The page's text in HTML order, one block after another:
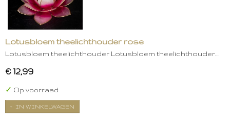
Lotusbloem theelichthouder rose
Lotusbloem theelichthouder Lotusbloem theelichthouder…
€ 12,99
✓ Op voorraad
IN WINKELWAGEN